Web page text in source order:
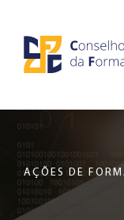
conteúdo
da
-
AÇÕES DE